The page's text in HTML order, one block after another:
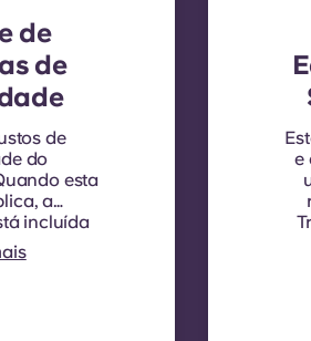
de
de
de
do
esta
a
incluída
e não
e